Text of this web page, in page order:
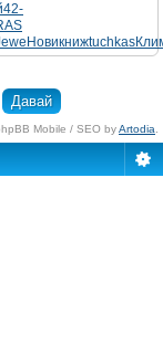
42-
Новикнижtuchkas
Mobile / SEO byArtodia